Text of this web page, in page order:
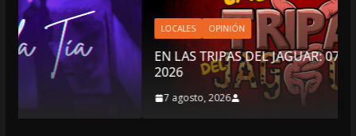
LOCALES OPINIÓN
EN LAS TRIPAS DEL JAGUAR: 07 DE AGOSTO DE
2026